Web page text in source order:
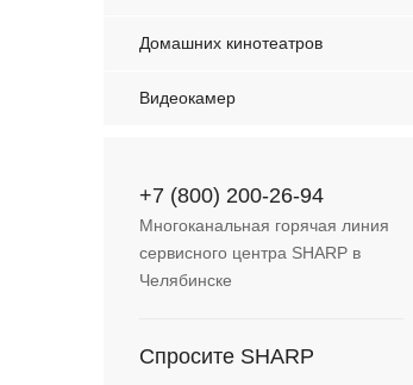
Домашних кинотеатров
Видеокамер
+7 (800) 200-26-94
Многоканальная горячая линия
сервисного центра SHARP в
Челябинске
Спросите SHARP